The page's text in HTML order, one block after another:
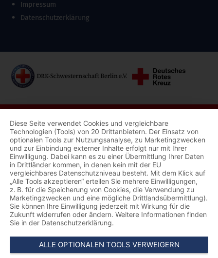
Impressum
Datenschutzerklärung
Diese Seite verwendet Cookies und vergleichbare
Technologien (Tools) von 20 Drittanbietern. Der Einsatz von
optionalen Tools zur Nutzungsanalyse, zu Marketingzwecken
und zur Einbindung externer Inhalte erfolgt nur mit Ihrer
Einwilligung. Dabei kann es zu einer Übermittlung Ihrer Daten
in Drittländer kommen, in denen kein mit der EU
vergleichbares Datenschutzniveau besteht. Mit dem Klick auf
„Alle Tools akzeptieren“ erteilen Sie mehrere Einwilligungen,
z. B. für die Speicherung von Cookies, die Verwendung zu
Marketingzwecken und eine mögliche Drittlandsübermittlung).
Sie können Ihre Einwilligung jederzeit mit Wirkung für die
Zukunft widerrufen oder ändern. Weitere Informationen finden
Sie in der Datenschutzerklärung.
ALLE OPTIONALEN TOOLS VERWEIGERN